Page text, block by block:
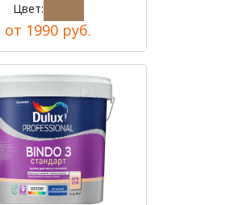
Цвет:
от 1990 руб.